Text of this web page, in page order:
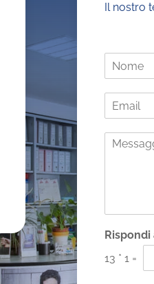
Il nostro
m
M
i
*13 * 1 =